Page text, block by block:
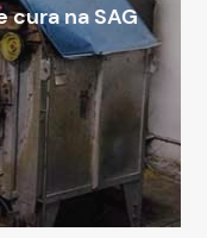
na SAG